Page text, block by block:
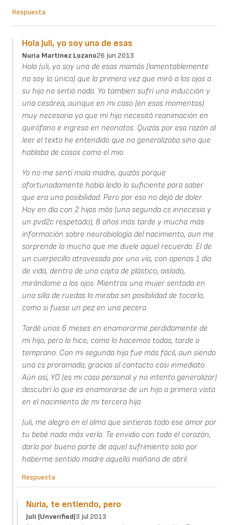
Respuesta
Hola Juli, yo soy una de esas
Nuria Martínez Lozano26 Jun 2013
Hola Juli, yo soy una de esas mamás (lamentablemente
no soy la única) que la primera vez que miró a los ojos a
su hijo no sintió nada. Yo tambien sufrí una inducción y
una cesárea, aunque en mi caso (en esos momentos)
muy necesaria ya que mi hijo necesitó reanimación en
quirófano e ingreso en neonatos. Quizás por esa razón al
leer el texto he entendido que no generalizaba sino que
hablaba de casos como el mio.
Yo no me sentí mala madre, quizás porque
afortunadamente había leido lo suficiente para saber
que era una posibilidad. Pero por eso no dejó de doler.
Hoy en día con 2 hijos más (una segunda cs innecesia y
un pvd2c respetado), 8 años más tarde y mucha más
información sobre neurobiología del nacimiento, aun me
sorprende lo mucho que me duele aquel recuerdo. El de
un cuerpecillo atravesado por una vía, con apenas 1 día
de vida, dentro de una cajita de plástico, aislado,
mirándome a los ojos. Mientras una mujer sentada en
una silla de ruedas lo miraba sin posibilidad de tocarlo,
como si fuese un pez en una pecera.
Tardé unos 6 meses en enamorarme perdidamente de
mi hijo, pero lo hice, como lo hacemos todas, tarde o
temprano. Con mi segunda hija fue más fácil, aun siendo
una cs proramada, gracias al contacto casi inmediato.
Aún así, YO (es mi caso personal y no intento generalizar)
descubrí lo que es enamorarse de un hijo a primera vista
en el nacimiento de mi tercera hija.
Juli, me alegro en el alma que sintieras todo ese amor por
tu bebé nada más verla. Te envidio con todo el corazón,
daría por bueno parte de aquel sufrimiento solo por
haberme sentido madre aquella mañana de abril.
Respuesta
Nuria, te entiendo, pero
Juli (unverified)3 Jul 2013